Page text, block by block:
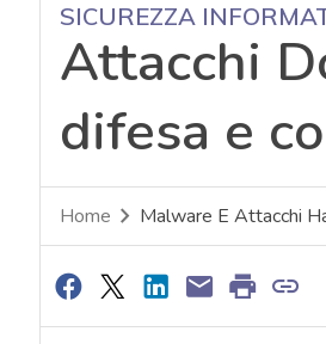
SICUREZZA
Attacchi
difesa e
Home Malware E Attacchi